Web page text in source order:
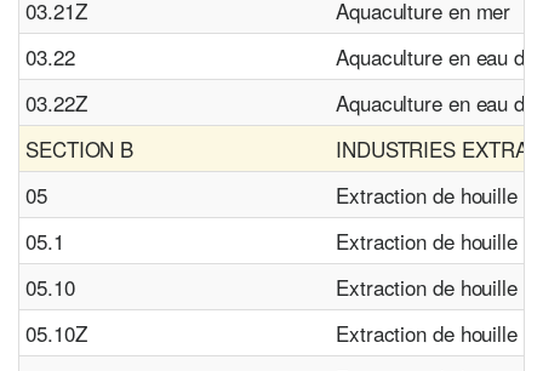
03.21Z
Aquaculture en mer
03.22
Aquaculture en eau
03.22Z
Aquaculture en eau
SECTION B
INDUSTRIES
05
Extraction de houille
05.1
Extraction de houille
05.10
Extraction de houille
05.10Z
Extraction de houille